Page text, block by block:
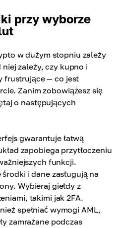
przy wyborze
w dużym stopniu zależy
niej zależy, czy kupno i
frustrujące — co jest
Zanim zobowiążesz się
o następujących
gwarantuje łatwą
zapobiega przytłoczeniu
funkcji.
środki i dane zasługują na
Wybieraj giełdy z
takimi jak 2FA.
spełniać wymogi AML,
zamrażane podczas